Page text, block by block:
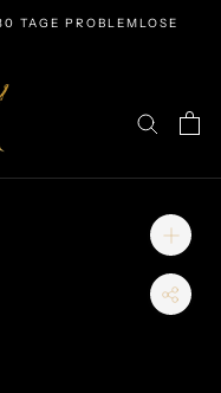
TAGE PROBLEMLOSE